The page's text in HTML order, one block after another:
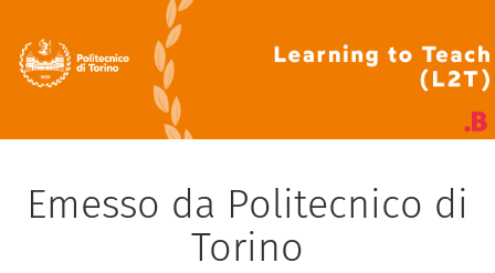
Emesso da Politecnico di
Torino